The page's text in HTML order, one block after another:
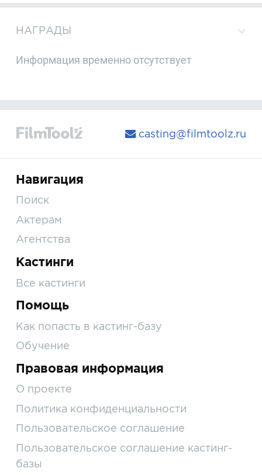
НАГРАДЫ
Информация временно отсутствует
casting@filmtoolz.ru
Навигация
Поиск
Актерам
Агентства
Кастинги
Все кастинги
Помощь
Как попасть в кастинг-базу
Обучение
Правовая информация
О проекте
Политика конфиденциальности
Пользовательское соглашение
Пользовательское соглашение кастинг-
базы